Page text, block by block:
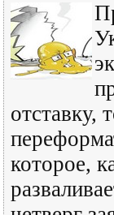
отставку,
которое,